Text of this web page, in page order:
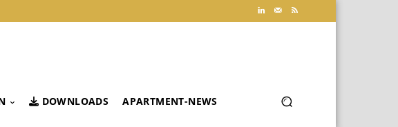
DOWNLOADS APARTMENT-NEWS